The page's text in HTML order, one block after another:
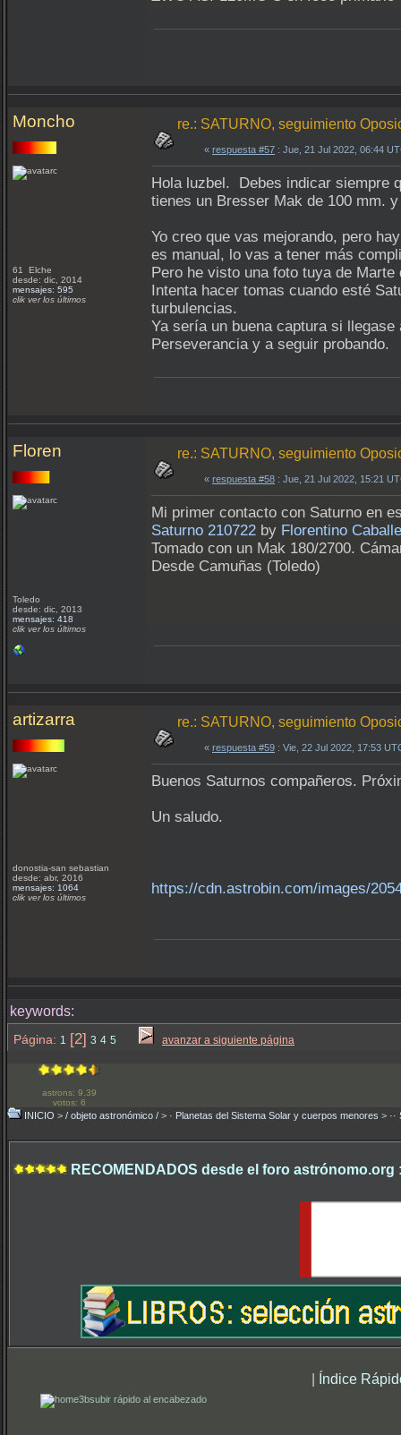
Moncho
61 Elche
desde: dic, 2014
mensajes: 595
clik ver los últimos
re.: SATURNO, seguimiento
« respuesta #57 : Jue, 21 Jul 2022, 06:44
Hola luzbel. Debes indicar siempre
tienes un Bresser Mak de 100 mm.
Yo creo que vas mejorando, pero
es manual, lo vas a tener más
Pero he visto una foto tuya de
Intenta hacer tomas cuando esté
turbulencias.
Ya sería un buena captura si
Perseverancia y a seguir probando.
Floren
Toledo
desde: dic, 2013
mensajes: 418
clik ver los últimos
re.: SATURNO, seguimiento
« respuesta #58 : Jue, 21 Jul 2022, 15:21
Mi primer contacto con Saturno en
Saturno 210722 by Florentino
Tomado con un Mak 180/2700.
Desde Camuñas (Toledo)
artizarra
donostia-san sebastian
desde: abr, 2016
mensajes: 1064
clik ver los últimos
re.: SATURNO, seguimiento
« respuesta #59 : Vie, 22 Jul 2022, 17:53
Buenos Saturnos compañeros.
Un saludo.
https://cdn.astrobin.com/images/
keywords:
Página: 1 [2] 3 4 5 avanzar a siguiente página
astrons: 9.39
votos: 6
INICIO > / objeto astronómico / > · Planetas del Sistema Solar y cuerpos menores >
RECOMENDADOS desde el foro astrónomo.org
| Índice
subir rápido al encabezado